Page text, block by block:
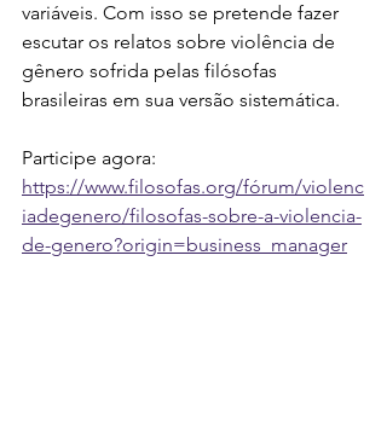
variáveis. Com isso se pretende fazer
escutar os relatos sobre violência de
gênero sofrida pelas filósofas
brasileiras em sua versão sistemática.
Participe agora:
https://www.filosofas.org/fórum/violenc
iadegenero/filosofas-sobre-a-violencia-
de-genero?origin=business_manager